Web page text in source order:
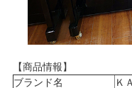
【商品情報】
ブランド名
Ｋ